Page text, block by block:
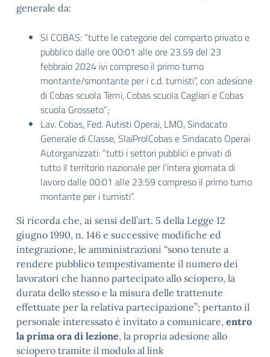
generale da:
SI COBAS: “tutte le categorie del comparto privato e
pubblico dalle ore 00:01 alle ore 23.59 del 23
febbraio 2024 ivi compreso il primo turno
montante/smontante per i c.d. turnisti”, con adesione
di Cobas scuola Terni, Cobas scuola Cagliari e Cobas
scuola Grosseto”;
Lav. Cobas, Fed. Autisti Operai, LMO, Sindacato
Generale di Classe, SlaiProlCobas e Sindacato Operai
Autorganizzati: “tutti i settori pubblici e privati di
tutto il territorio nazionale per l’intera giornata di
lavoro dalle 00:01 alle 23:59 compreso il primo turno
montante per i turnisti”.
Si ricorda che, ai sensi dell’art. 5 della Legge 12
giugno 1990, n. 146 e successive modifiche ed
integrazione, le amministrazioni “sono tenute a
rendere pubblico tempestivamente il numero dei
lavoratori che hanno partecipato allo sciopero, la
durata dello stesso e la misura delle trattenute
effettuate per la relativa partecipazione”; pertanto il
personale interessato è invitato a comunicare, entro
la prima ora di lezione, la propria adesione allo
sciopero tramite il modulo al link